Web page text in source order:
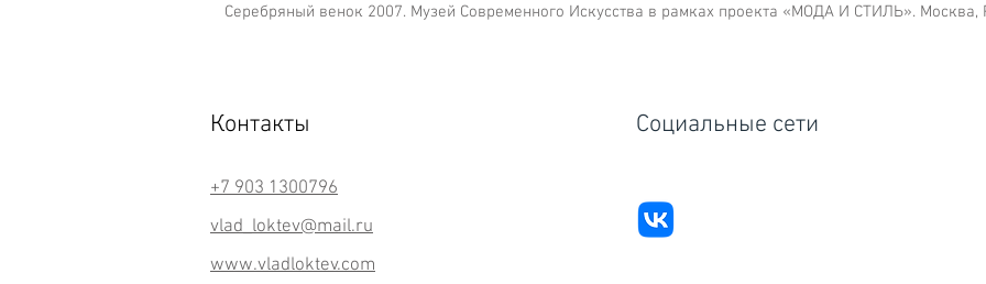
Серебряный венок 2007. Музей Современного Искусства в рамках проекта «МОДА И СТИЛЬ». Москва,
Контакты Социальные сети
+7 903 1300796
vlad_loktev@mail.ru
www.vladloktev.com